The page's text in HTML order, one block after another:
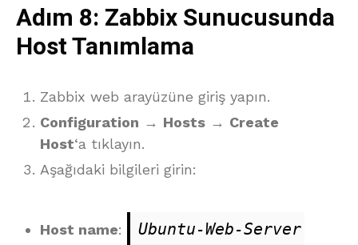
Adım 8: Zabbix Sunucusunda
Host Tanımlama
Zabbix web arayüzüne giriş yapın.
Configuration → Hosts → Create
Host‘a tıklayın.
Aşağıdaki bilgileri girin:
Host name: Ubuntu-Web-Server